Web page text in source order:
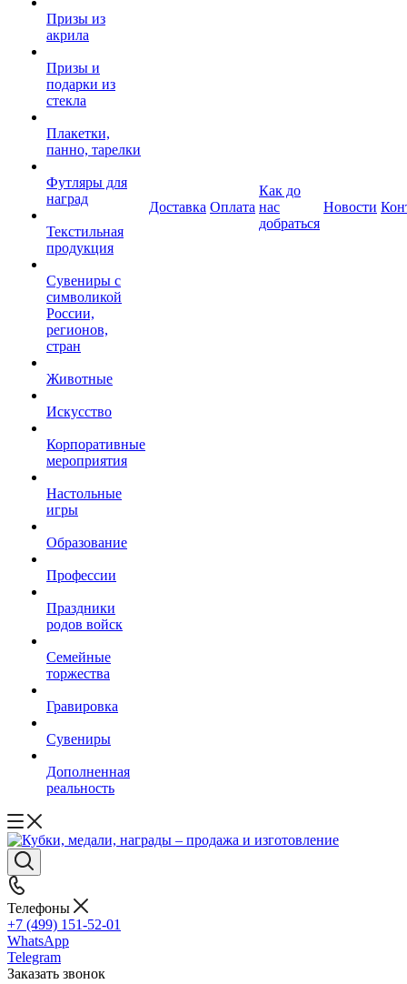
Призы из
акрила
Призы и
подарки из
стекла
Плакетки,
панно, тарелки
Футляры для
наград
Текстильная
продукция
Сувениры с
символикой
России,
регионов,
стран
Животные
Искусство
Корпоративные
мероприятия
Настольные
игры
Образование
Профессии
Праздники
родов войск
Семейные
торжества
Гравировка
Сувениры
Дополненная
реальность
Доставка Оплата
Как до
нас
добраться
Новости
Телефоны
+7 (499) 151-52-01
WhatsApp
Telegram
Заказать звонок